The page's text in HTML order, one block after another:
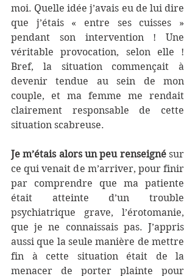
moi. Quelle idée j’avais eu de lui dire
que j’étais « entre ses cuisses »
pendant son intervention ! Une
véritable provocation, selon elle !
Bref, la situation commençait à
devenir tendue au sein de mon
couple, et ma femme me rendait
clairement responsable de cette
situation scabreuse.
Je m’étais alors un peu renseigné sur
ce qui venait de m’arriver, pour finir
par comprendre que ma patiente
était atteinte d’un trouble
psychiatrique grave, l’érotomanie,
que je ne connaissais pas. J’appris
aussi que la seule manière de mettre
fin à cette situation était de la
menacer de porter plainte pour